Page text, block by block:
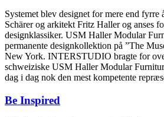
Systemet blev designet for mere end fyrre
Schärer og arkitekt Fritz Haller og anses
designklassiker. USM Haller Modular
permanente designkollektion på ”The
New York. INTERSTUDIO bragte for
schweiziske USM Haller Modular
dag i dag nok den mest kompetente
Be Inspired